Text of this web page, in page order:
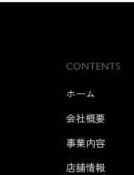
ホーム
会社概要
事業内容
店舗情報